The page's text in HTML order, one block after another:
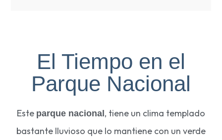
El Tiempo en el
Parque Nacional
Este parque nacional , tiene un clima templado
bastante lluvioso que lo mantiene con un verde